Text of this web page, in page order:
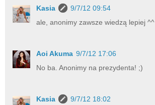
Kasia
9/7/12 09:54
ale, anonimy zawsze wiedzą lepiej ^^
Aoi Akuma 9/7/12 17:06
No ba. Anonimy na prezydenta! ;)
Kasia
9/7/12 18:02